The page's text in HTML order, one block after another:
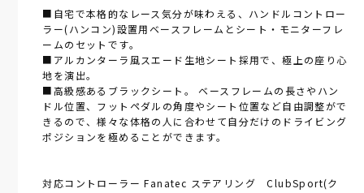
■自宅で本格的なレース気分が味わえる、ハンドルコントロー
ラー(ハンコン)設置用ベースフレームとシート・モニターフレ
ームのセットです。
■アルカンターラ風スエード生地シート採用で、極上の座り心
地を演出。
■高級感あるブラックシート。 ベースフレームの長さやハン
ドル位置、フットペダルの角度やシート位置など自由調整がで
きるので、様々な体格の人に合わせて自分だけのドライビング
ポジションを極めることができます。
対応コントローラー Fanatec ステアリング ClubSport(ク